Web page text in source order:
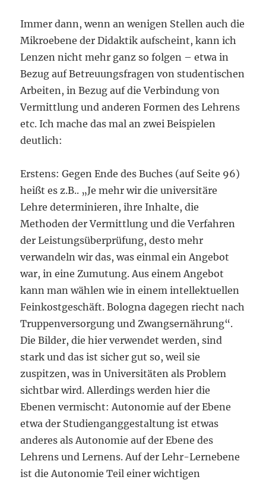
Immer dann, wenn an wenigen Stellen auch die
Mikroebene der Didaktik aufscheint, kann ich
Lenzen nicht mehr ganz so folgen – etwa in
Bezug auf Betreuungsfragen von studentischen
Arbeiten, in Bezug auf die Verbindung von
Vermittlung und anderen Formen des Lehrens
etc. Ich mache das mal an zwei Beispielen
deutlich:
Erstens: Gegen Ende des Buches (auf Seite 96)
heißt es z.B.. „Je mehr wir die universitäre
Lehre determinieren, ihre Inhalte, die
Methoden der Vermittlung und die Verfahren
der Leistungsüberprüfung, desto mehr
verwandeln wir das, was einmal ein Angebot
war, in eine Zumutung. Aus einem Angebot
kann man wählen wie in einem intellektuellen
Feinkostgeschäft. Bologna dagegen riecht nach
Truppenversorgung und Zwangsernährung“.
Die Bilder, die hier verwendet werden, sind
stark und das ist sicher gut so, weil sie
zuspitzen, was in Universitäten als Problem
sichtbar wird. Allerdings werden hier die
Ebenen vermischt: Autonomie auf der Ebene
etwa der Studienganggestaltung ist etwas
anderes als Autonomie auf der Ebene des
Lehrens und Lernens. Auf der Lehr-Lernebene
ist die Autonomie Teil einer wichtigen